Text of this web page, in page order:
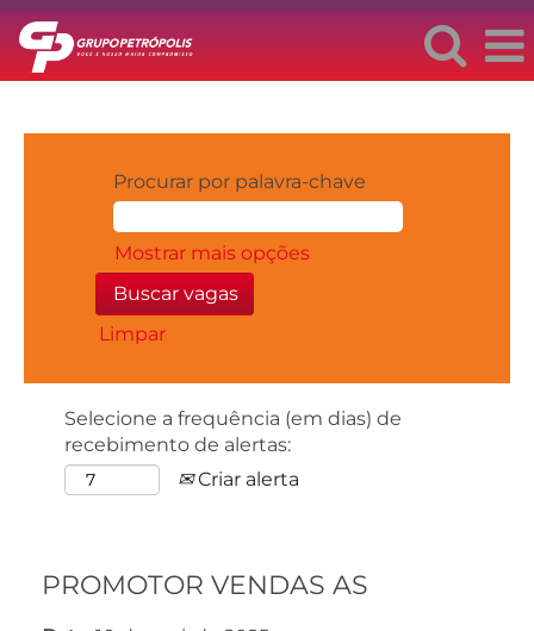
Procurar por palavra-chave
Mostrar mais opções
Limpar
Selecione a frequência (em dias) de
recebimento de alertas:
Criar alerta
PROMOTOR VENDAS AS